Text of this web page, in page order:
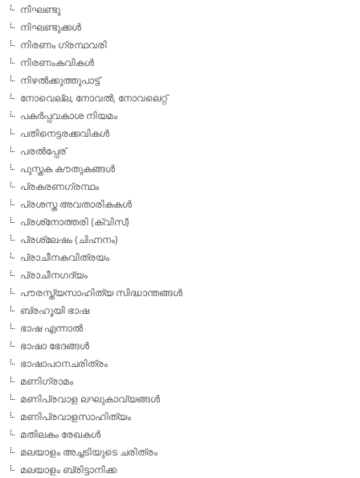
നിഘണ്ടു
നിഘണ്ടുക്കള്‍
നിരണം ഗ്രന്ഥവരി
നിരണംകവികള്‍
നിഴല്‍ക്കുത്തുപാട്ട്
നോവെല്ല, നോവല്‍, നോവലെറ്റ്
പകര്‍പ്പവകാശ നിയമം
പതിനെട്ടരക്കവികള്‍
പരല്‍പ്പേര്
പുസ്തക കൗതുകങ്ങള്‍
പ്രകരണഗ്രന്ഥം
പ്രശസ്ത അവതാരികകള്‍
പ്രശ്‌നോത്തരി (ക്വിസ്)
പ്രശ്ലേഷം (ചിഹ്നനം)
പ്രാചീനകവിത്രയം
പ്രാചീനഗദ്യം
പൗരസ്ത്യസാഹിത്യ സിദ്ധാന്തങ്ങള്‍
ബ്രഹൂയി ഭാഷ
ഭാഷ എന്നാല്‍
ഭാഷാ ഭേദങ്ങള്‍
ഭാഷാപഠനചരിത്രം
മണിഗ്രാമം
മണിപ്രവാള ലഘുകാവ്യങ്ങള്‍
മണിപ്രവാളസാഹിത്യം
മതിലകം രേഖകള്‍
മലയാളം അച്ചടിയുടെ ചരിത്രം
മലയാളം ബ്രിട്ടാനിക്ക